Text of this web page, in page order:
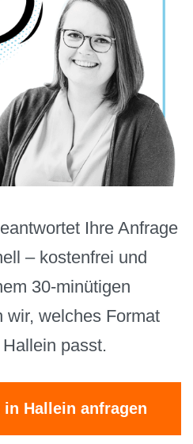
Ihre Anfrage
– kostenfrei und
30-minütigen
wir, welches Format
passt.
Hallein anfragen